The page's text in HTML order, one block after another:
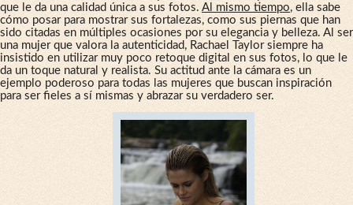
que le da una calidad única a sus fotos. Al mismo tiempo, ella sabe
cómo posar para mostrar sus fortalezas, como sus piernas que han
sido citadas en múltiples ocasiones por su elegancia y belleza. Al ser
una mujer que valora la autenticidad, Rachael Taylor siempre ha
insistido en utilizar muy poco retoque digital en sus fotos, lo que le
da un toque natural y realista. Su actitud ante la cámara es un
ejemplo poderoso para todas las mujeres que buscan inspiración
para ser fieles a sí mismas y abrazar su verdadero ser.